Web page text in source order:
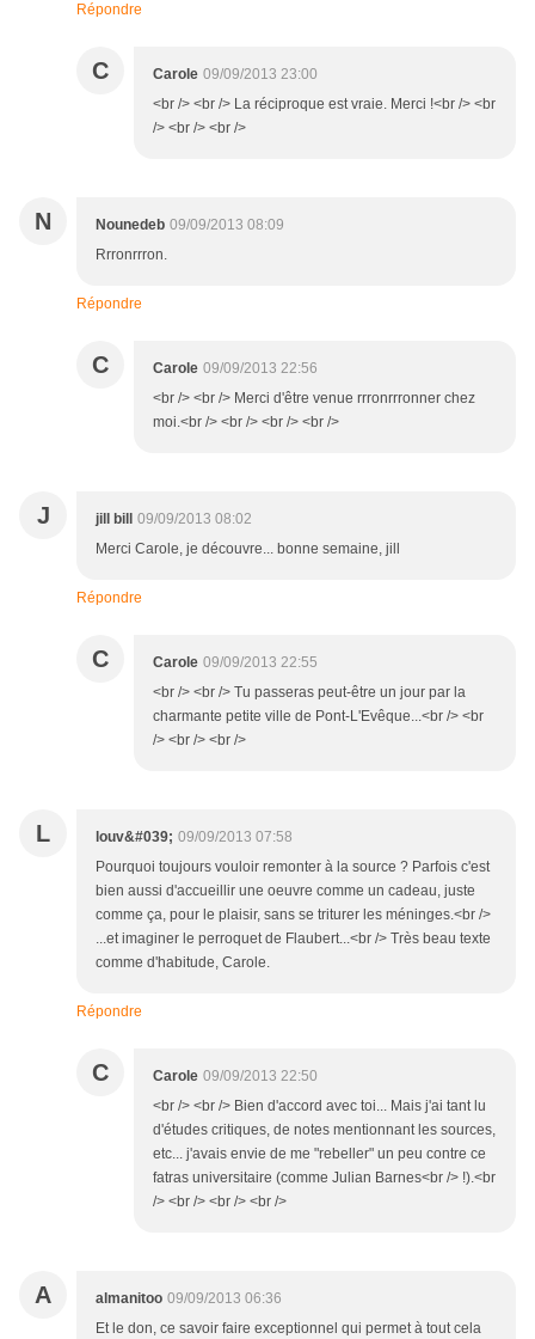
Répondre
C Carole 09/09/2013 23:00
<br /> <br /> La réciproque est vraie. Merci !<br /> <br
/> <br /> <br />
N Nounedeb 09/09/2013 08:09
Rrronrrron.
Répondre
C Carole 09/09/2013 22:56
<br /> <br /> Merci d'être venue rrronrrronner chez
moi.<br /> <br /> <br /> <br />
J jill bill
09/09/2013 08:02
Merci Carole, je découvre... bonne semaine, jill
Répondre
C Carole 09/09/2013 22:55
<br /> <br /> Tu passeras peut-être un jour par la
charmante petite ville de Pont-L'Evêque...<br /> <br
/> <br /> <br />
L louv&#039; 09/09/2013 07:58
Pourquoi toujours vouloir remonter à la source ? Parfois c'est
bien aussi d'accueillir une oeuvre comme un cadeau, juste
comme ça, pour le plaisir, sans se triturer les méninges.<br />
...et imaginer le perroquet de Flaubert...<br /> Très beau texte
comme d'habitude, Carole.
Répondre
C Carole 09/09/2013 22:50
<br /> <br /> Bien d'accord avec toi... Mais j'ai tant lu
d'études critiques, de notes mentionnant les sources,
etc... j'avais envie de me "rebeller" un peu contre ce
fatras universitaire (comme Julian Barnes<br /> !).<br
/> <br /> <br /> <br />
A almanitoo 09/09/2013 06:36
Et le don, ce savoir faire exceptionnel qui permet à tout cela